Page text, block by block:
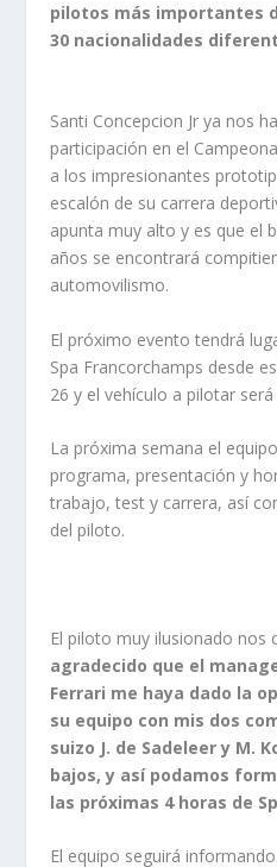
pilotos más importantes
30 nacionalidades
Santi Concepcion Jr ya nos
participación en el
a los impresionantes
escalón de su carrera
apunta muy alto y es que el
años se encontrará
automovilismo.
El próximo evento tendrá
Spa Francorchamps desde
26 y el vehículo a pilotar será
La próxima semana el
programa, presentación y
trabajo, test y carrera, así
del piloto.
El piloto muy ilusionado
agradecido que el
Ferrari me haya dado la
su equipo con mis dos
suizo J. de Sadeleer y M.
bajos, y así podamos
las próximas 4 horas de
El equipo seguirá informando.